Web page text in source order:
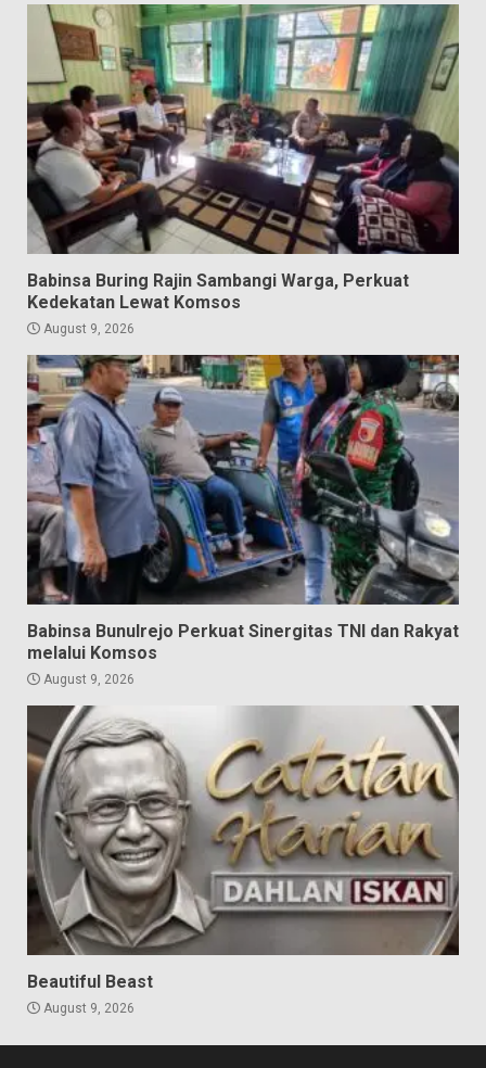
Babinsa Buring Rajin Sambangi Warga, Perkuat
Kedekatan Lewat Komsos
August 9, 2026
Babinsa Bunulrejo Perkuat Sinergitas TNI dan Rakyat
melalui Komsos
August 9, 2026
Beautiful Beast
August 9, 2026